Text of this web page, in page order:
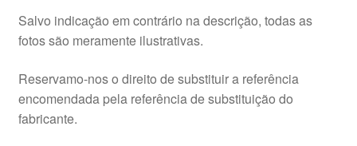
Salvo indicação em contrário na descrição, todas as
fotos são meramente ilustrativas.
Reservamo-nos o direito de substituir a referência
encomendada pela referência de substituição do
fabricante.